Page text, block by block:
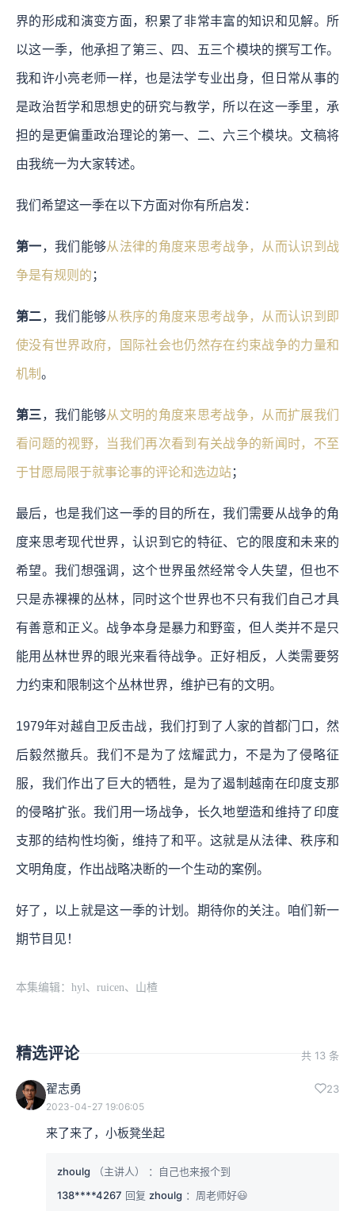
界的形成和演变方面，积累了非常丰富的知识和见解。所
以这一季，他承担了第三、四、五三个模块的撰写工作。
我和许小亮老师一样，也是法学专业出身，但日常从事的
是政治哲学和思想史的研究与教学，所以在这一季里，承
担的是更偏重政治理论的第一、二、六三个模块。文稿将
由我统一为大家转述。
我们希望这一季在以下方面对你有所启发：
第一，我们能够从法律的角度来思考战争，从而认识到战
争是有规则的 ；
第二，我们能够从秩序的角度来思考战争，从而认识到即
使没有世界政府，国际社会也仍然存在约束战争的力量和
机制 。
第三，我们能够从文明的角度来思考战争，从而扩展我们
看问题的视野，当我们再次看到有关战争的新闻时，不至
于甘愿局限于就事论事的评论和选边站；
最后，也是我们这一季的目的所在，我们需要从战争的角
度来思考现代世界，认识到它的特征、它的限度和未来的
希望。我们想强调，这个世界虽然经常令人失望，但也不
只是赤裸裸的丛林，同时这个世界也不只有我们自己才具
有善意和正义。战争本身是暴力和野蛮，但人类并不是只
能用丛林世界的眼光来看待战争。正好相反，人类需要努
力约束和限制这个丛林世界，维护已有的文明。
1979年对越自卫反击战，我们打到了人家的首都门口，然
后毅然撤兵。我们不是为了炫耀武力，不是为了侵略征
服，我们作出了巨大的牺牲，是为了遏制越南在印度支那
的侵略扩张。我们用一场战争，长久地塑造和维持了印度
支那的结构性均衡，维持了和平。这就是从法律、秩序和
文明角度，作出战略决断的一个生动的案例。
好了，以上就是这一季的计划。期待你的关注。咱们新一
期节目见！
本集编辑：hyl、ruicen、山楂
精选评论 共 13 条
翟志勇 23
2023-04-27 19:06:05
来了来了，小板凳坐起
zhoulg （主讲人）
：自己也来报个到
138****4267 回复 zhoulg ：周老师好😃